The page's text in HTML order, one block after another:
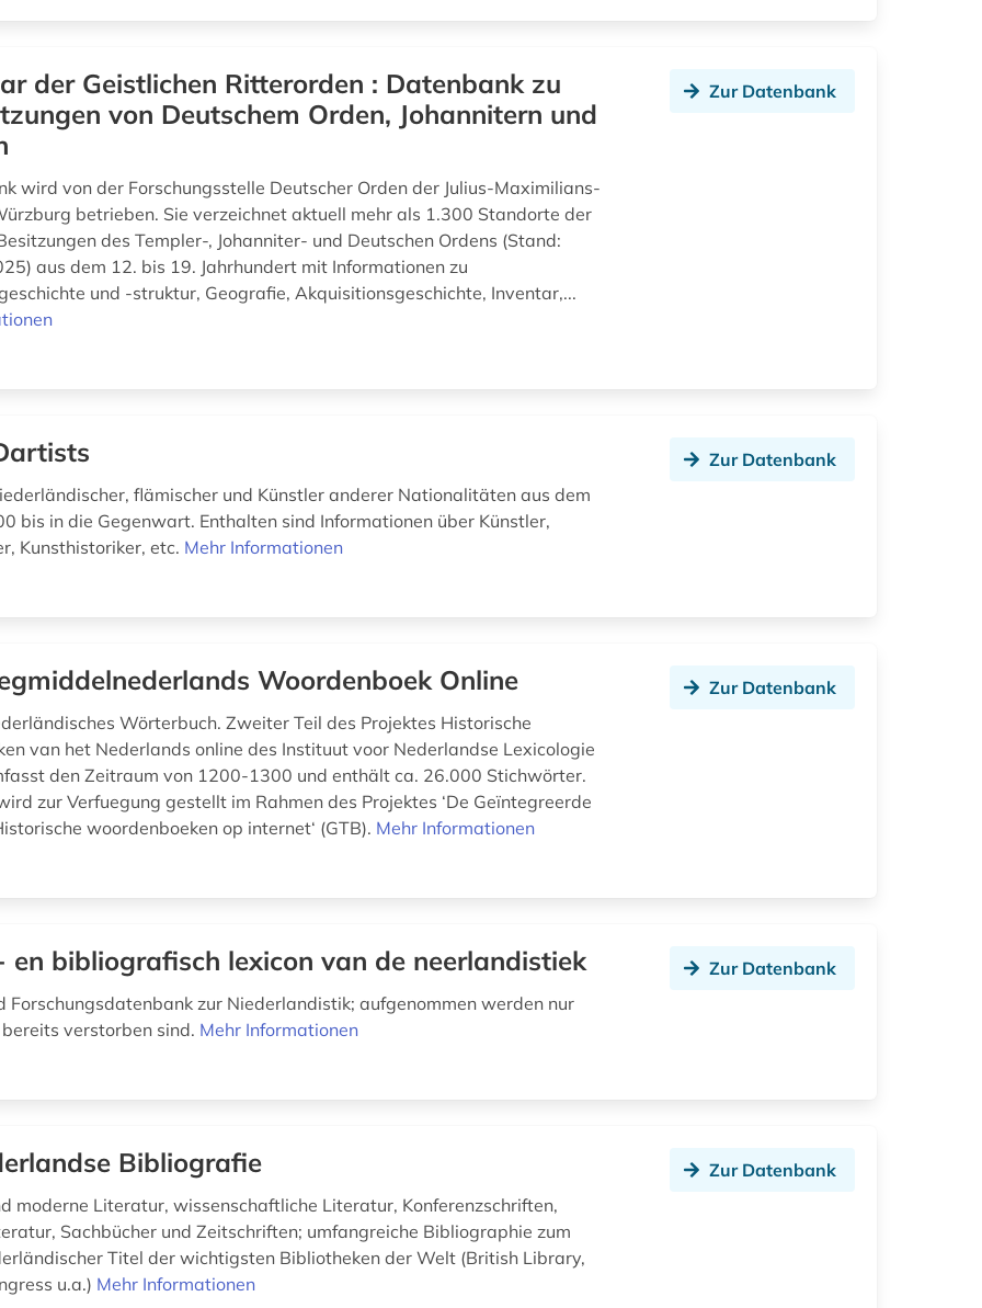
der Geistlichen Ritterorden : Datenbank zu
von Deutschem Orden, Johannitern und
wird von der Forschungsstelle Deutscher Orden der Julius-Maximilians-
betrieben. Sie verzeichnet aktuell mehr als 1.300 Standorte der
des Templer-, Johanniter- und Deutschen Ordens (Stand:
aus dem 12. bis 19. Jahrhundert mit Informationen zu
und -struktur, Geografie, Akquisitionsgeschichte, Inventar,...
Zur Datenbank
flämischer und Künstler anderer Nationalitäten aus dem
bis in die Gegenwart. Enthalten sind Informationen über Künstler,
Kunsthistoriker, etc. Mehr Informationen
Zur Datenbank
Woordenboek Online
Wörterbuch. Zweiter Teil des Projektes Historische
van het Nederlands online des Instituut voor Nederlandse Lexicologie
den Zeitraum von 1200-1300 und enthält ca. 26.000 Stichwörter.
zur Verfuegung gestellt im Rahmen des Projektes ‘De Geïntegreerde
woordenboeken op internet‘ (GTB). Mehr Informationen
Zur Datenbank
en bibliografisch lexicon van de neerlandistiek
Forschungsdatenbank zur Niederlandistik; aufgenommen werden nur
verstorben sind. Mehr Informationen
Zur Datenbank
Bibliografie
moderne Literatur, wissenschaftliche Literatur, Konferenzschriften,
Sachbücher und Zeitschriften; umfangreiche Bibliographie zum
Titel der wichtigsten Bibliotheken der Welt (British Library,
u.a.) Mehr Informationen
Zur Datenbank